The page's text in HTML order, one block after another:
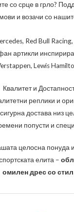
со срце в грло?
и возачи со
Red Bull
артикли
Lewis
Квалитет и
реплики и
достава низ
попусти и
целосна понуда
елита –
омилен дрес со